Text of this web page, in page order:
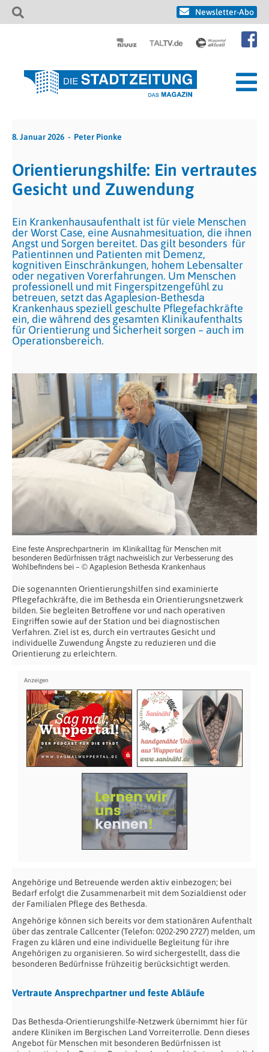
Newsletter-Abo
8. Januar 2026 Peter Pionke
Orientierungshilfe: Ein vertrautes
Gesicht und Zuwendung
Ein Krankenhausaufenthalt ist für viele Menschen
der Worst Case, eine Ausnahmesituation, die ihnen
Angst und Sorgen bereitet. Das gilt besonders für
Patientinnen und Patienten mit Demenz,
kognitiven Einschränkungen, hohem Lebensalter
oder negativen Vorerfahrungen. Um Menschen
professionell und mit Fingerspitzengefühl zu
betreuen, setzt das Agaplesion-Bethesda
Krankenhaus speziell geschulte Pflegefachkräfte
ein, die während des gesamten Klinikaufenthalts
für Orientierung und Sicherheit sorgen – auch im
Operationsbereich.
Eine feste Ansprechpartnerin im Klinikalltag für Menschen mit
besonderen Bedürfnissen trägt nachweislich zur Verbesserung des
Wohlbefindens bei – © Agaplesion Bethesda Krankenhaus
Die sogenannten Orientierungshilfen sind examinierte
Pflegefachkräfte, die im Bethesda ein Orientierungsnetzwerk
bilden. Sie begleiten Betroffene vor und nach operativen
Eingriffen sowie auf der Station und bei diagnostischen
Verfahren. Ziel ist es, durch ein vertrautes Gesicht und
individuelle Zuwendung Ängste zu reduzieren und die
Orientierung zu erleichtern.
Angehörige und Betreuende werden aktiv einbezogen; bei
Bedarf erfolgt die Zusammenarbeit mit dem Sozialdienst oder
der Familialen Pflege des Bethesda.
Angehörige können sich bereits vor dem stationären Aufenthalt
über das zentrale Callcenter (Telefon: 0202-290 2727) melden, um
Fragen zu klären und eine individuelle Begleitung für ihre
Angehörigen zu organisieren. So wird sichergestellt, dass die
besonderen Bedürfnisse frühzeitig berücksichtigt werden.
Vertraute Ansprechpartner und feste Abläufe
Das Bethesda-Orientierungshilfe-Netzwerk übernimmt hier für
andere Kliniken im Bergischen Land Vorreiterrolle. Denn dieses
Angebot für Menschen mit besonderen Bedürfnissen ist